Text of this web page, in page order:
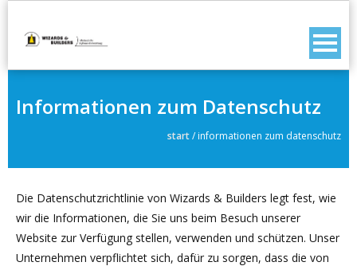
Informationen zum Datenschutz
start/ informationen zum datenschutz
Die Datenschutzrichtlinie von Wizards & Builders legt fest, wie
wir die Informationen, die Sie uns beim Besuch unserer
Website zur Verfügung stellen, verwenden und schützen. Unser
Unternehmen verpflichtet sich, dafür zu sorgen, dass die von